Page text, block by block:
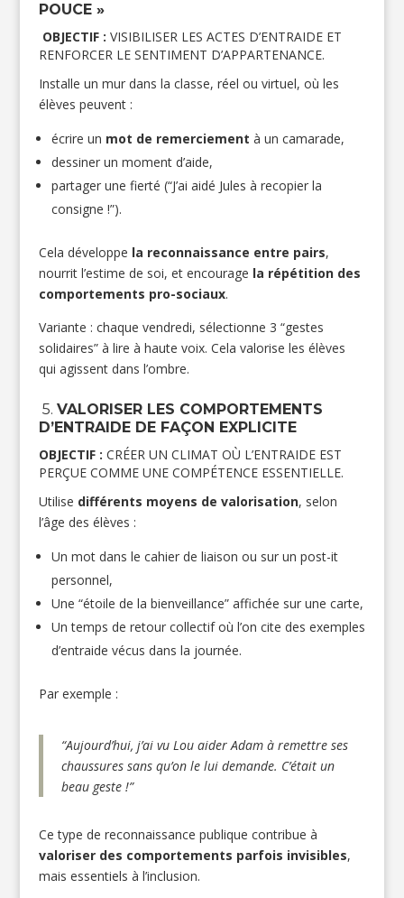
POUCE »
OBJECTIF : VISIBILISER LES ACTES D’ENTRAIDE ET
RENFORCER LE SENTIMENT D’APPARTENANCE.
Installe un mur dans la classe, réel ou virtuel, où les
élèves peuvent :
écrire un mot de remerciement à un camarade,
dessiner un moment d’aide,
partager une fierté (“J’ai aidé Jules à recopier la
consigne !”).
Cela développe la reconnaissance entre pairs,
nourrit l’estime de soi, et encourage la répétition des
comportements pro-sociaux.
Variante : chaque vendredi, sélectionne 3 “gestes
solidaires” à lire à haute voix. Cela valorise les élèves
qui agissent dans l’ombre.
5. VALORISER LES COMPORTEMENTS
D’ENTRAIDE DE FAÇON EXPLICITE
OBJECTIF : CRÉER UN CLIMAT OÙ L’ENTRAIDE EST
PERÇUE COMME UNE COMPÉTENCE ESSENTIELLE.
Utilise différents moyens de valorisation, selon
l’âge des élèves :
Un mot dans le cahier de liaison ou sur un post-it
personnel,
Une “étoile de la bienveillance” affichée sur une carte,
Un temps de retour collectif où l’on cite des exemples
d’entraide vécus dans la journée.
Par exemple :
“Aujourd’hui, j’ai vu Lou aider Adam à remettre ses
chaussures sans qu’on le lui demande. C’était un
beau geste !”
Ce type de reconnaissance publique contribue à
valoriser des comportements parfois invisibles,
mais essentiels à l’inclusion.